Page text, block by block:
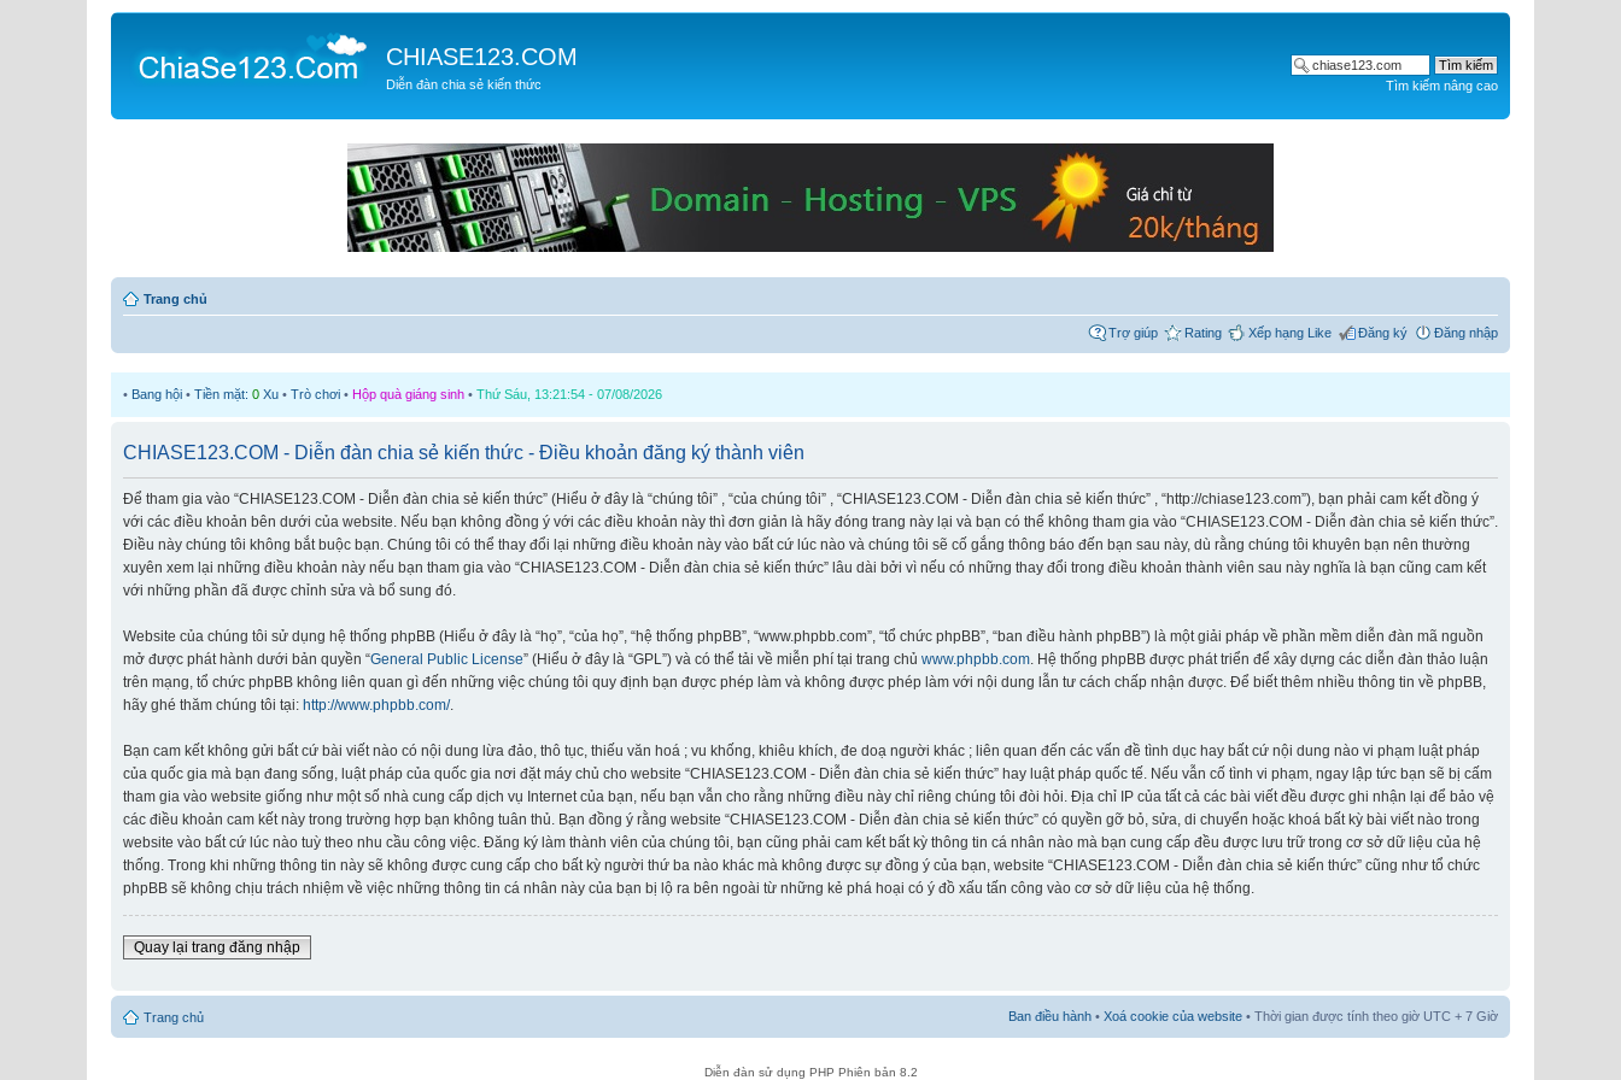
CHIASE123.COM
Diễn đàn chia sẻ kiến thức Tìm kiếm nâng cao
Trang chủ
Trợ giúp Rating Xếp hạng Like Đăng ký Đăng nhập
• Bang hội • Tiền mặt: 0 Xu • Trò chơi • Hộp quà giáng sinh • Thứ Sáu, 13:21:54 - 07/08/2026
CHIASE123.COM - Diễn đàn chia sẻ kiến thức - Điều khoản đăng ký thành viên
Để tham gia vào “CHIASE123.COM - Diễn đàn chia sẻ kiến thức” (Hiểu ở đây là “chúng tôi” , “của chúng tôi” , “CHIASE123.COM - Diễn đàn chia sẻ kiến thức” , “http://chiase123.com”), bạn phải cam kết đồng ý
với các điều khoản bên dưới của website. Nếu bạn không đồng ý với các điều khoản này thì đơn giản là hãy đóng trang này lại và bạn có thể không tham gia vào “CHIASE123.COM - Diễn đàn chia sẻ kiến thức”.
Điều này chúng tôi không bắt buộc bạn. Chúng tôi có thể thay đổi lại những điều khoản này vào bất cứ lúc nào và chúng tôi sẽ cố gắng thông báo đến bạn sau này, dù rằng chúng tôi khuyên bạn nên thường
xuyên xem lại những điều khoản này nếu bạn tham gia vào “CHIASE123.COM - Diễn đàn chia sẻ kiến thức” lâu dài bởi vì nếu có những thay đổi trong điều khoản thành viên sau này nghĩa là bạn cũng cam kết
với những phần đã được chỉnh sửa và bổ sung đó.
Website của chúng tôi sử dụng hệ thống phpBB (Hiểu ở đây là “họ”, “của họ”, “hệ thống phpBB”, “www.phpbb.com”, “tổ chức phpBB”, “ban điều hành phpBB”) là một giải pháp về phần mềm diễn đàn mã nguồn
mở được phát hành dưới bản quyền “General Public License” (Hiểu ở đây là “GPL”) và có thể tải về miễn phí tại trang chủ www.phpbb.com . Hệ thống phpBB được phát triển để xây dựng các diễn đàn thảo luận
trên mạng, tổ chức phpBB không liên quan gì đến những việc chúng tôi quy định bạn được phép làm và không được phép làm với nội dung lẫn tư cách chấp nhận được. Để biết thêm nhiều thông tin về phpBB,
hãy ghé thăm chúng tôi tại: http://www.phpbb.com/.
Bạn cam kết không gửi bất cứ bài viết nào có nội dung lừa đảo, thô tục, thiếu văn hoá ; vu khống, khiêu khích, đe doạ người khác ; liên quan đến các vấn đề tình dục hay bất cứ nội dung nào vi phạm luật pháp
của quốc gia mà bạn đang sống, luật pháp của quốc gia nơi đặt máy chủ cho website “CHIASE123.COM - Diễn đàn chia sẻ kiến thức” hay luật pháp quốc tế. Nếu vẫn cố tình vi phạm, ngay lập tức bạn sẽ bị cấm
tham gia vào website giống như một số nhà cung cấp dịch vụ Internet của bạn, nếu bạn vẫn cho rằng những điều này chỉ riêng chúng tôi đòi hỏi. Địa chỉ IP của tất cả các bài viết đều được ghi nhận lại để bảo vệ
các điều khoản cam kết này trong trường hợp bạn không tuân thủ. Bạn đồng ý rằng website “CHIASE123.COM - Diễn đàn chia sẻ kiến thức” có quyền gỡ bỏ, sửa, di chuyển hoặc khoá bất kỳ bài viết nào trong
website vào bất cứ lúc nào tuỳ theo nhu cầu công việc. Đăng ký làm thành viên của chúng tôi, bạn cũng phải cam kết bất kỳ thông tin cá nhân nào mà bạn cung cấp đều được lưu trữ trong cơ sở dữ liệu của hệ
thống. Trong khi những thông tin này sẽ không được cung cấp cho bất kỳ người thứ ba nào khác mà không được sự đồng ý của bạn, website “CHIASE123.COM - Diễn đàn chia sẻ kiến thức” cũng như tổ chức
phpBB sẽ không chịu trách nhiệm về việc những thông tin cá nhân này của bạn bị lộ ra bên ngoài từ những kẻ phá hoại có ý đồ xấu tấn công vào cơ sở dữ liệu của hệ thống.
Quay lại trang đăng nhập
Trang chủ Ban điều hành • Xoá cookie của website • Thời gian được tính theo giờ UTC + 7 Giờ
Diễn đàn sử dụng PHP Phiên bản 8.2